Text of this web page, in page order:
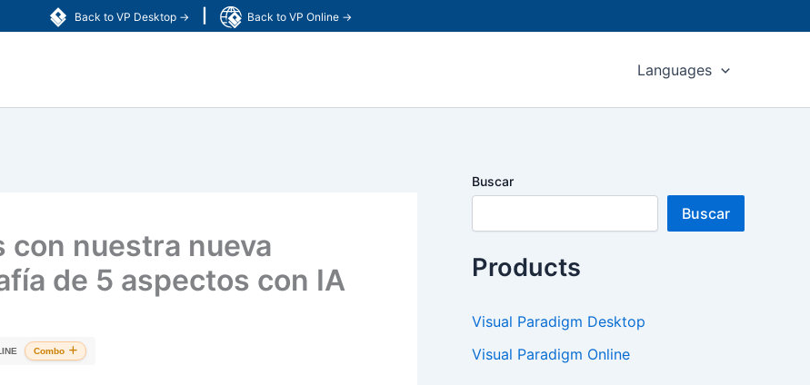
Back to VP Desktop → Back to VP Online →
Languages
con nuestra nueva
de 5 aspectos con IA
Combo
Buscar
Buscar
Products
Visual Paradigm Desktop
Visual Paradigm Online